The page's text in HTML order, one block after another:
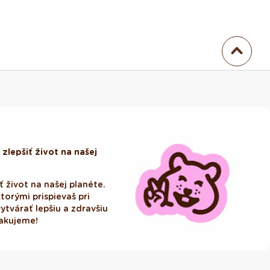
život na našej
život na našej planéte.
prispievaš pri
lepšiu a zdravšiu